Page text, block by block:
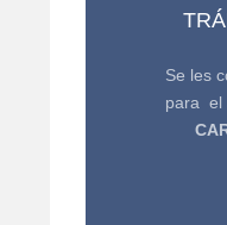
Se les
para el